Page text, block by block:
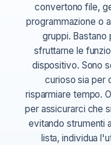
convertono file,
programmazione o
gruppi. Bastano
sfruttarne le
dispositivo. Sono
curioso sia per
risparmiare tempo.
per assicurarci che
evitando strumenti
lista, individua